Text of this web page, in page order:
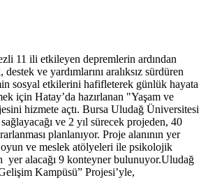
11 ili etkileyen depremlerin ardından
ve yardımlarını aralıksız sürdüren
sosyal etkilerini hafifleterek günlük hayata
için Hatay’da hazırlanan "Yaşam ve
hizmete açtı. Bursa Uludağ Üniversitesi
ve 2 yıl sürecek projeden, 40
planlanıyor. Proje alanının yer
oyun ve meslek atölyeleri ile psikolojik
yer alacağı 9 konteyner bulunuyor.Uludağ
Kampüsü” Projesi’yle,